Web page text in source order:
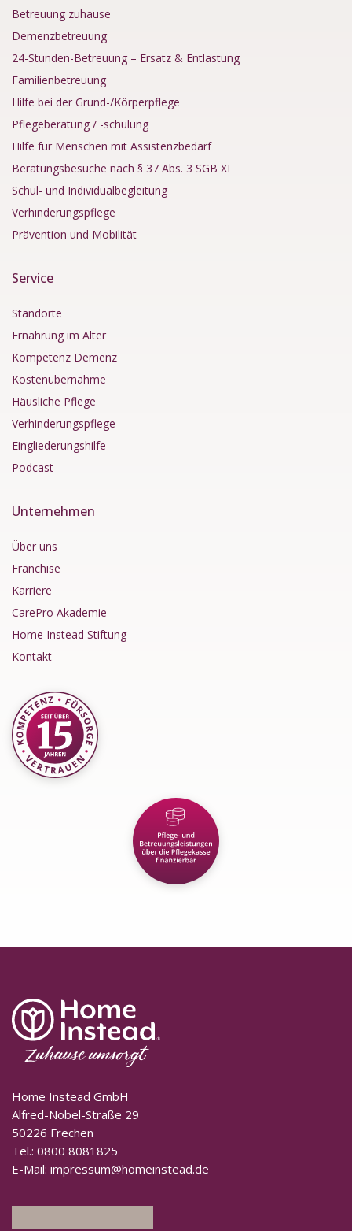
Betreuung zuhause
Demenzbetreuung
24-Stunden-Betreuung – Ersatz & Entlastung
Familienbetreuung
Hilfe bei der Grund-/Körperpflege
Pflegeberatung / -schulung
Hilfe für Menschen mit Assistenzbedarf
Beratungsbesuche nach § 37 Abs. 3 SGB XI
Schul- und Individualbegleitung
Verhinderungspflege
Prävention und Mobilität
Service
Standorte
Ernährung im Alter
Kompetenz Demenz
Kostenübernahme
Häusliche Pflege
Verhinderungspflege
Eingliederungshilfe
Podcast
Unternehmen
Über uns
Franchise
Karriere
CarePro Akademie
Home Instead Stiftung
Kontakt
Home Instead GmbH
Alfred-Nobel-Straße 29
50226 Frechen
Tel.: 0800 8081825
E-Mail: impressum@homeinstead.de